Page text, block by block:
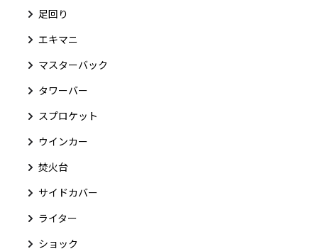
足回り
エキマニ
マスターバック
タワーバー
スプロケット
ウインカー
焚火台
サイドカバー
ライター
ショック